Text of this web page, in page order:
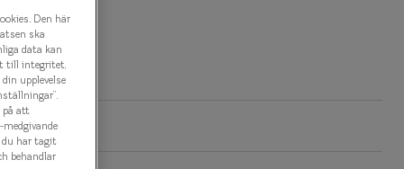
Den här
ska
data kan
till integritet,
upplevelse
på att
du har tagit
behandlar